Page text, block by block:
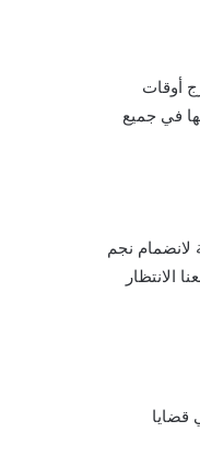
أوقات
في جميع
نجم
الانتظار
قضايا